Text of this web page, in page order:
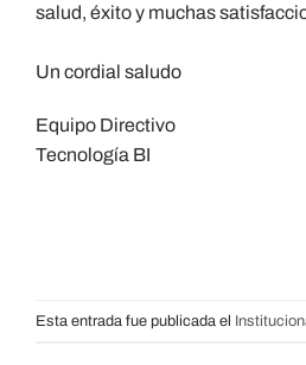
salud, éxito y muchas
Un cordial saludo
Equipo Directivo
Tecnología BI
Esta entrada fue publicada el